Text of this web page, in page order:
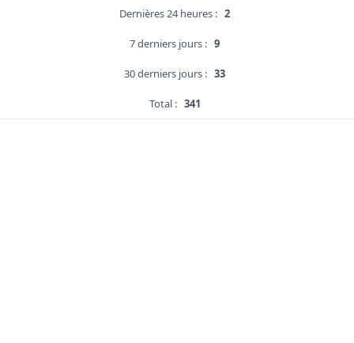
Dernières 24 heures : 2
7 derniers jours : 9
30 derniers jours : 33
Total : 341